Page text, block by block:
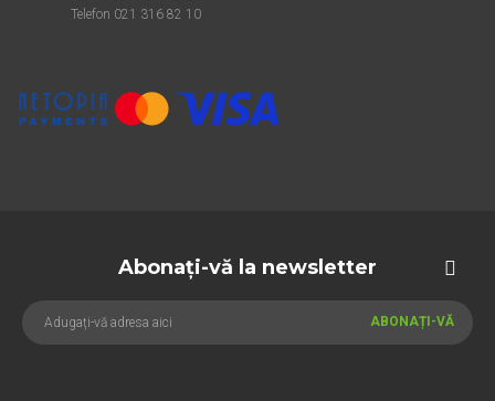
Telefon 021 316 82 10
Abonați-vă la newsletter
ABONAȚI-VĂ